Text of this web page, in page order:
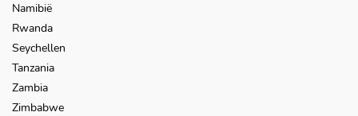
Namibië
Rwanda
Seychellen
Tanzania
Zambia
Zimbabwe